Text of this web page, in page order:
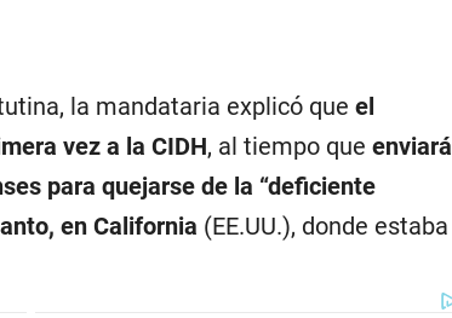
la mandataria explicó que el
vez a la CIDH, al tiempo que enviará
para quejarse de la “deficiente
en California (EE.UU.), donde estaba